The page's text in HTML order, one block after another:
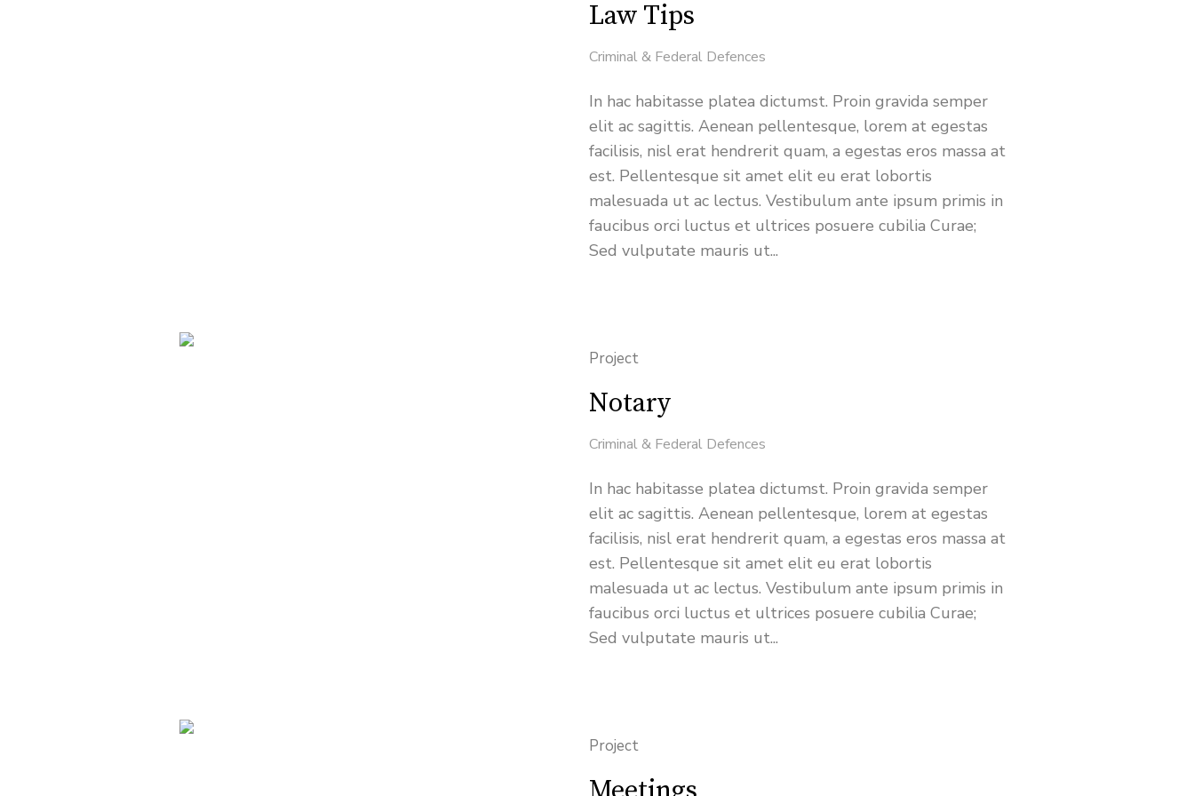
Law Tips
Criminal & Federal Defences
In hac habitasse platea dictumst. Proin gravida semper
elit ac sagittis. Aenean pellentesque, lorem at egestas
facilisis, nisl erat hendrerit quam, a egestas eros massa at
est. Pellentesque sit amet elit eu erat lobortis
malesuada ut ac lectus. Vestibulum ante ipsum primis in
faucibus orci luctus et ultrices posuere cubilia Curae;
Sed vulputate mauris ut...
Project
Notary
Criminal & Federal Defences
In hac habitasse platea dictumst. Proin gravida semper
elit ac sagittis. Aenean pellentesque, lorem at egestas
facilisis, nisl erat hendrerit quam, a egestas eros massa at
est. Pellentesque sit amet elit eu erat lobortis
malesuada ut ac lectus. Vestibulum ante ipsum primis in
faucibus orci luctus et ultrices posuere cubilia Curae;
Sed vulputate mauris ut...
Project